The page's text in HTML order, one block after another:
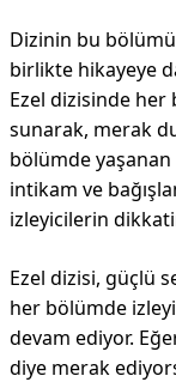
Dizinin bu
birlikte hikayeye
Ezel dizisinde
sunarak, merak
bölümde yaşanan
intikam ve
izleyicilerin
Ezel dizisi, güçlü
her bölümde
devam ediyor.
diye merak